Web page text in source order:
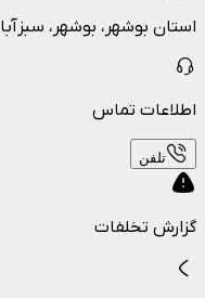
استان بوشهر، بوشهر،
اطلاعات تماس
تلفن
گزارش تخلفات